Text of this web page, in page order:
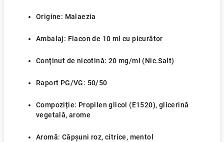
Origine: Malaezia
Ambalaj: Flacon de 10 ml cu picurător
Conținut de nicotină: 20 mg/ml (Nic.Salt)
Raport PG/VG: 50/50
Compoziție: Propilen glicol (E1520), glicerină
vegetală, arome
Aromă: Căpșuni roz, citrice, mentol